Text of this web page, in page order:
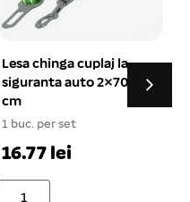
Zgarda chinga
reflectorizanta 1×23-
30 cm
Pentru parteneri